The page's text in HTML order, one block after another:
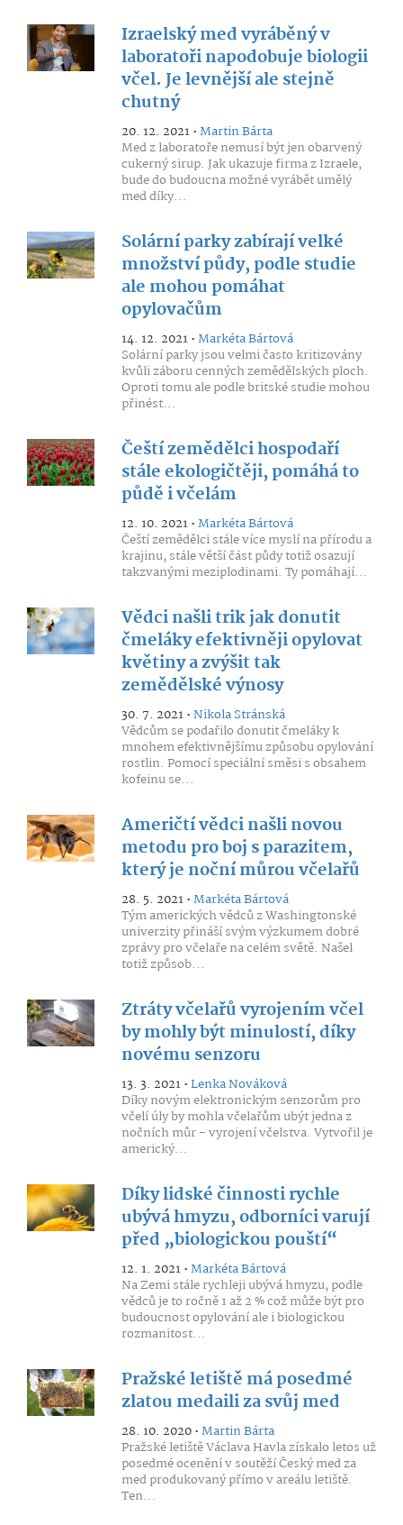
Izraelský med vyráběný v
laboratoři napodobuje biologii
včel. Je levnější ale stejně
chutný
20. 12. 2021 •Martin Bárta
Med z laboratoře nemusí být jen obarvený
cukerný sirup. Jak ukazuje firma z Izraele,
bude do budoucna možné vyrábět umělý
med díky...
Solární parky zabírají velké
množství půdy, podle studie
ale mohou pomáhat
opylovačům
14. 12. 2021 •Markéta Bártová
Solární parky jsou velmi často kritizovány
kvůli záboru cenných zemědělských ploch.
Oproti tomu ale podle britské studie mohou
přinést...
Čeští zemědělci hospodaří
stále ekologičtěji, pomáhá to
půdě i včelám
12. 10. 2021 •Markéta Bártová
Čeští zemědělci stále více myslí na přírodu a
krajinu, stále větší část půdy totiž osazují
takzvanými meziplodinami. Ty pomáhají...
Vědci našli trik jak donutit
čmeláky efektivněji opylovat
květiny a zvýšit tak
zemědělské výnosy
30. 7. 2021 •Nikola Stránská
Vědcům se podařilo donutit čmeláky k
mnohem efektivnějšímu způsobu opylování
rostlin. Pomocí speciální směsi s obsahem
kofeinu se...
Američtí vědci našli novou
metodu pro boj s parazitem,
který je noční můrou včelařů
28. 5. 2021 •Markéta Bártová
Tým amerických vědců z Washingtonské
univerzity přináší svým výzkumem dobré
zprávy pro včelaře na celém světě. Našel
totiž způsob...
Ztráty včelařů vyrojením včel
by mohly být minulostí, díky
novému senzoru
13. 3. 2021 •Lenka Nováková
Díky novým elektronickým senzorům pro
včelí úly by mohla včelařům ubýt jedna z
nočních můr - vyrojení včelstva. Vytvořil je
americký...
Díky lidské činnosti rychle
ubývá hmyzu, odborníci varují
před „biologickou pouští“
12. 1. 2021 •Markéta Bártová
Na Zemi stále rychleji ubývá hmyzu, podle
vědců je to ročně 1 až 2 % což může být pro
budoucnost opylování ale i biologickou
rozmanitost...
Pražské letiště má posedmé
zlatou medaili za svůj med
28. 10. 2020 •Martin Bárta
Pražské letiště Václava Havla získalo letos už
posedmé ocenění v soutěží Český med za
med produkovaný přímo v areálu letiště.
Ten...